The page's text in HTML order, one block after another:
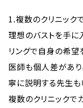
1.複数のクリニック
理想のバストを手に
リングで自身の希望
医師も個人差があり
寧に説明する先生も
複数のクリニックで